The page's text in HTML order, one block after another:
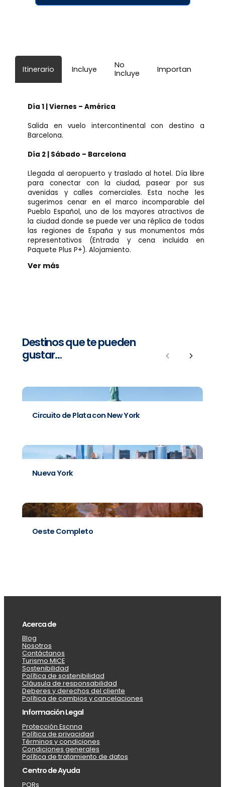
Itinerario Incluye
No
Incluye
Importante
Día 1 | Viernes – América
Salida en vuelo intercontinental con destino a
Barcelona.
Día 2 | Sábado – Barcelona
Llegada al aeropuerto y traslado al hotel. Día libre
para conectar con la ciudad, pasear por sus
avenidas y calles comerciales. Esta noche les
sugerimos cenar en el marco incomparable del
Pueblo Español, uno de los mayores atractivos de
la ciudad donde se puede ver una réplica de todas
las regiones de España y sus monumentos más
representativos (Entrada y cena incluida en
Paquete Plus P+). Alojamiento.
Ver más
Destinos que te pueden
gustar…
PreviousNext
Circuito de Plata con New York
Nueva York
Oeste Completo
Acerca de
Blog
Nosotros
Contáctanos
Turismo MICE
Sostenibilidad
Política de sostenibilidad
Cláusula de responsabilidad
Deberes y derechos del cliente
Política de cambios y cancelaciones
Información Legal
Protección Escnna
Política de privacidad
Términos y condiciones
Condiciones generales
Política de tratamiento de datos
Centro de Ayuda
PQRs